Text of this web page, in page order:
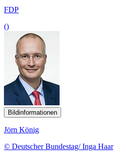
FDP
()
Bildinformationen
Jörn König
© Deutscher Bundestag/ Inga Haar